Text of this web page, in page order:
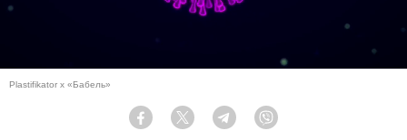
Plastifikator x «Бабель»
Facebook Twitter Telegram